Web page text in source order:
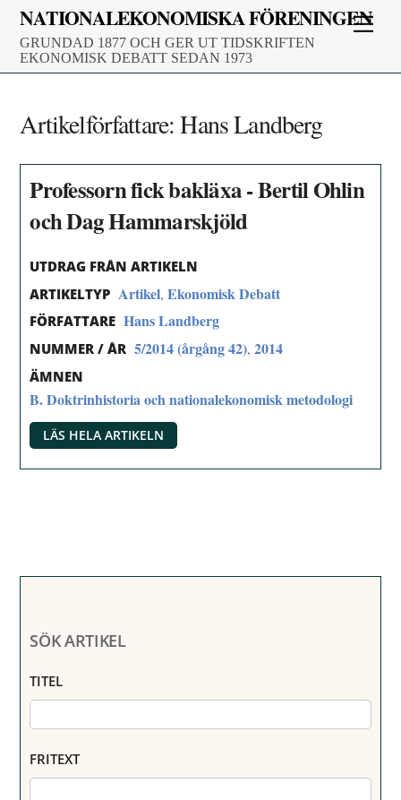
Skip
content
NATIONALEKONOMISKA FÖRENINGEN
GRUNDAD 1877 OCH GER UT TIDSKRIFTEN
EKONOMISK DEBATT SEDAN 1973
Artikelförfattare:Hans Landberg
Professorn fick bakläxa - Bertil Ohlin
och Dag Hammarskjöld
UTDRAG FRÅN ARTIKELN
ARTIKELTYP Artikel,Ekonomisk Debatt
FÖRFATTARE Hans Landberg
NUMMER / ÅR 5/2014 (årgång 42),2014
ÄMNEN
B. Doktrinhistoria och nationalekonomisk metodologi
LÄS HELA ARTIKELN
SÖK ARTIKEL
TITEL
FRITEXT